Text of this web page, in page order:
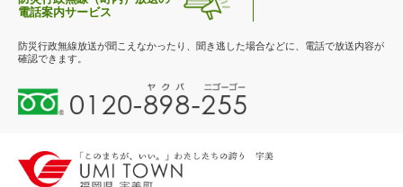
電話案内サービス
防災行政無線放送が聞こえなかったり、聞き逃した場合などに、電話で放送内容が
確認できます。
0
1
-